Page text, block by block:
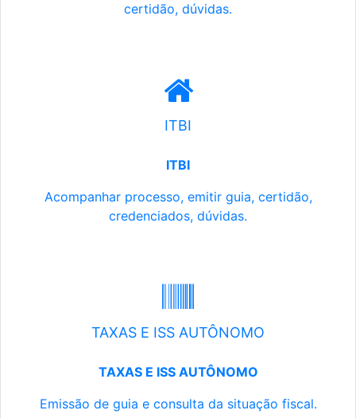
certidão, dúvidas.
ITBI
ITBI
Acompanhar processo, emitir guia, certidão,
credenciados, dúvidas.
TAXAS E ISS AUTÔNOMO
TAXAS E ISS AUTÔNOMO
Emissão de guia e consulta da situação fiscal.